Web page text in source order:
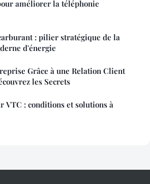
améliorer la téléphonie
: pilier stratégique de la
d'énergie
Grâce à une Relation Client
les Secrets
VTC : conditions et solutions à